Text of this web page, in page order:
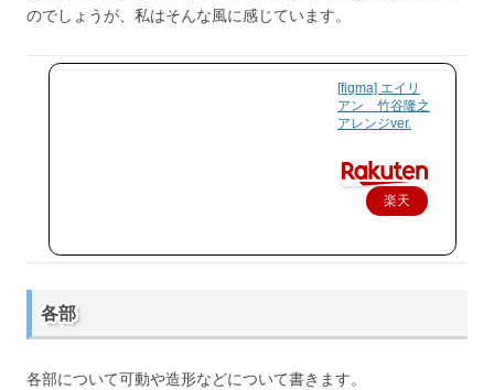
のでしょうが、私はそんな風に感じています。
[figma] エイリ
アン 竹谷隆之
アレンジver.
楽天
入
各部
各部について可動や造形などについて書きます。